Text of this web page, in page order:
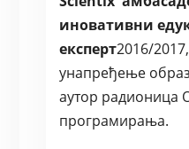
иновативни
експерт2016/
унапређење
аутор радионица
програмирања.